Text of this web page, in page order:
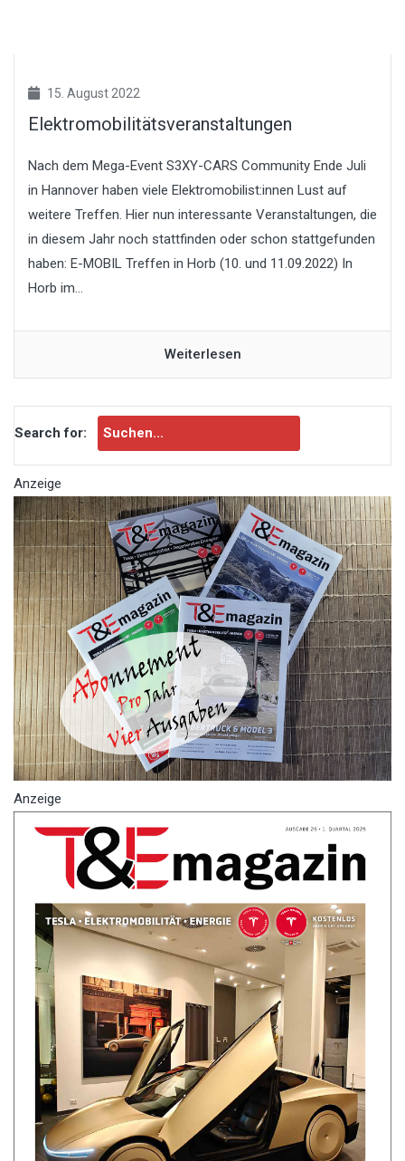
15. August 2022
Elektromobilitätsveranstaltungen
Nach dem Mega-Event S3XY-CARS Community Ende Juli
in Hannover haben viele Elektromobilist:innen Lust auf
weitere Treffen. Hier nun interessante Veranstaltungen, die
in diesem Jahr noch stattfinden oder schon stattgefunden
haben: E-MOBIL Treffen in Horb (10. und 11.09.2022) In
Horb im...
Weiterlesen
Search for:
Anzeige
Anzeige